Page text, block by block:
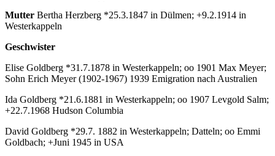
Mutter Bertha Herzberg *25.3.1847 in Dülmen; +9.2.1914 in
Westerkappeln
Geschwister
Elise Goldberg *31.7.1878 in Westerkappeln; oo 1901 Max Meyer;
Sohn Erich Meyer (1902-1967) 1939 Emigration nach Australien
Ida Goldberg *21.6.1881 in Westerkappeln; oo 1907 Levgold Salm;
+22.7.1968 Hudson Columbia
David Goldberg *29.7. 1882 in Westerkappeln; Datteln; oo Emmi
Goldbach; +Juni 1945 in USA